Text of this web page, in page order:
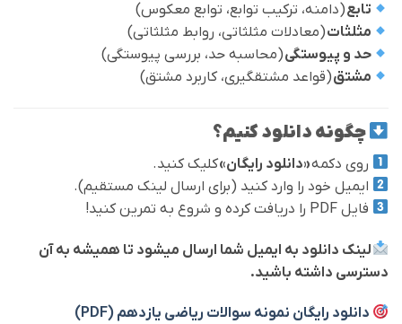
تابع(دامنه، ترکیب توابع، توابع معکوس)
مثلثات(معادلات مثلثاتی، روابط مثلثاتی)
حد و پیوستگی(محاسبه حد، بررسی پیوستگی)
مشتق(قواعد مشتقگیری، کاربرد مشتق)
چگونه دانلود کنیم؟
روی دکمه«دانلود رایگان»کلیک کنید.
ایمیل خود را وارد کنید (برای ارسال لینک مستقیم).
فایل PDF را دریافت کرده و شروع به تمرین کنید!
لینک دانلود به ایمیل شما ارسال میشود تا همیشه به آن
دسترسی داشته باشید.
دانلود رایگان نمونه سوالات ریاضی یازدهم (PDF)